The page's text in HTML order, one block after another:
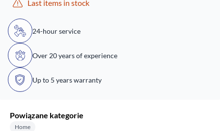
Last items in stock
24-hour service
Over 20 years of experience
Up to 5 years warranty
Powiązane kategorie
Home